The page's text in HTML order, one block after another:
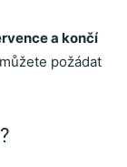
a končí
požádat